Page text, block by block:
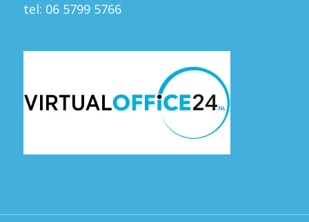
tel: 06 5799 5766